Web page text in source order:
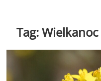
Tag:Wielkanoc